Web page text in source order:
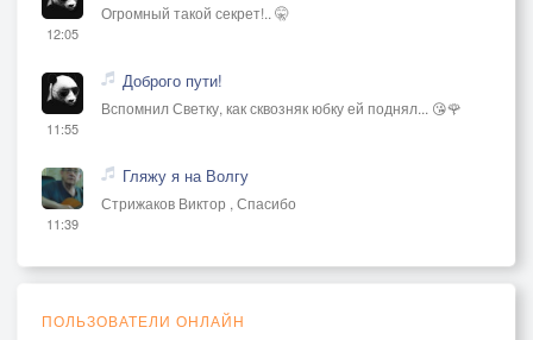
12:05
Огромный такой секрет!.. 🤫
11:55
Доброго пути!
Вспомнил Светку, как сквозняк юбку ей поднял... 😘🌹
11:39
Гляжу я на Волгу
Стрижаков Виктор , Спасибо
ПОЛЬЗОВАТЕЛИ ОНЛАЙН